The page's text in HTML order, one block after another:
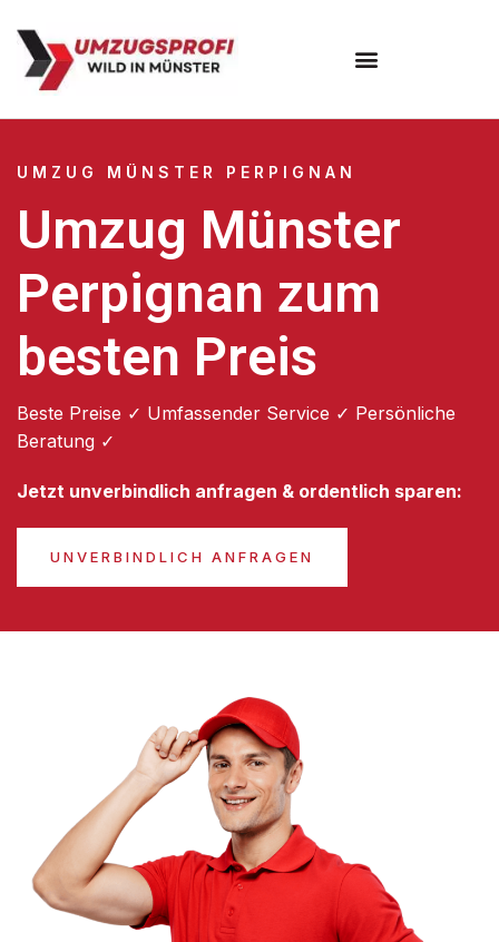
UMZUG MÜNSTER PERPIGNAN
Umzug Münster
Perpignan zum
besten Preis
Beste Preise ✓ Umfassender Service ✓ Persönliche
Beratung ✓
Jetzt unverbindlich anfragen & ordentlich sparen:
UNVERBINDLICH ANFRAGEN